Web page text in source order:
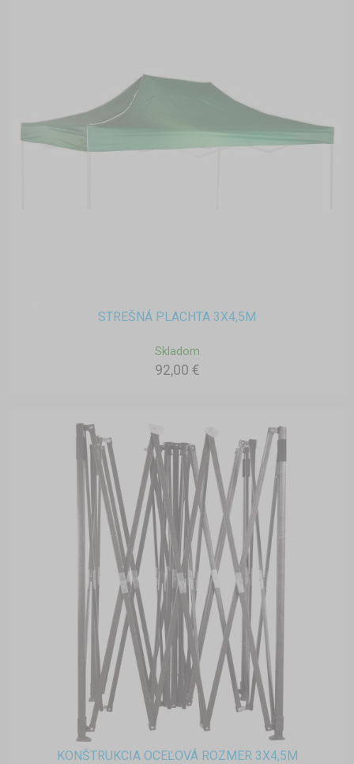
STREŠNÁ PLACHTA 3X4,5M
Skladom
92,00 €
KONŠTRUKCIA OCEĽOVÁ ROZMER 3X4,5M